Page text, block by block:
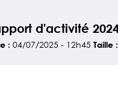
d'activité
: 04/07/2025 - 12h45 Taille :